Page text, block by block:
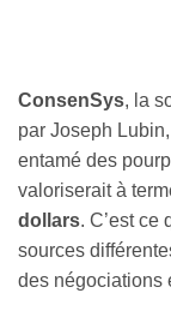
ConsenSys, la
par Joseph
entamé des
valoriserait à
dollars. C’est ce
sources
des négociations